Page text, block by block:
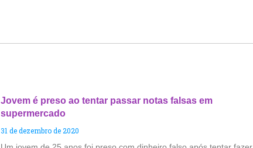
Jovem é preso ao tentar passar notas falsas em
supermercado
31 de dezembro de 2020